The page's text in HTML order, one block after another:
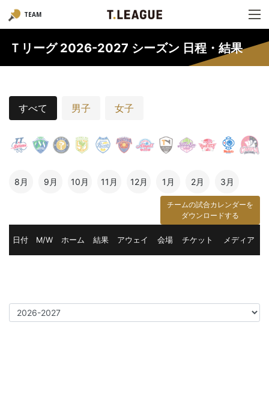
TEAM
Ｔリーグ 2026-2027 シーズン 日程・結果
すべて 男子 女子
8月 9月 10月 11月 12月 1月 2月 3月
チームの試合カレンダーを
ダウンロードする
日付 M/W ホーム 結果 アウェイ 会場 チケット メディア